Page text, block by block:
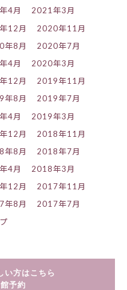
4月
2021年3月
12月
2020年11月
年8月
2020年7月
4月
2020年3月
12月
2019年11月
年8月
2019年7月
4月
2019年3月
12月
2018年11月
年8月
2018年7月
4月
2018年3月
12月
2017年11月
年8月
2017年7月
い方はこちら
予約